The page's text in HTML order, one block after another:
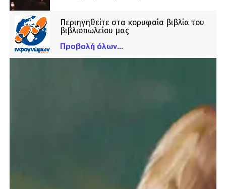
Περιηγηθείτε στα κορυφαία βιβλία του
βιβλιοπωλείου μας
Προβολή όλων